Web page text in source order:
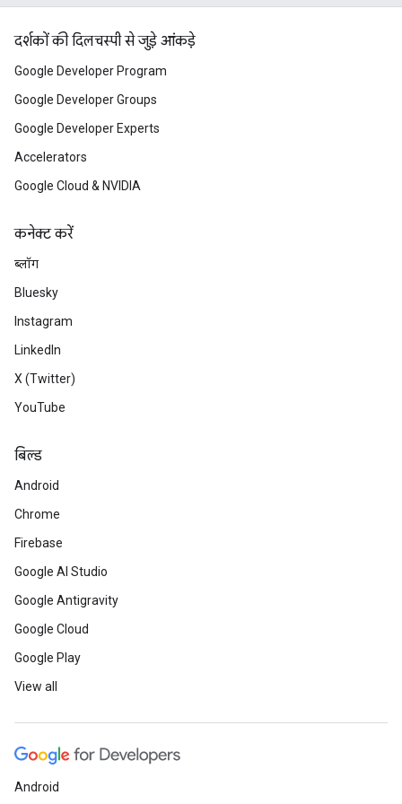
दर्शकों की दिलचस्पी से जुड़े आंकड़े
Google Developer Program
Google Developer Groups
Google Developer Experts
Accelerators
Google Cloud & NVIDIA
कनेक्ट करें
ब्लॉग
Bluesky
Instagram
LinkedIn
X (Twitter)
YouTube
बिल्ड
Android
Chrome
Firebase
Google AI Studio
Google Antigravity
Google Cloud
Google Play
View all
Android